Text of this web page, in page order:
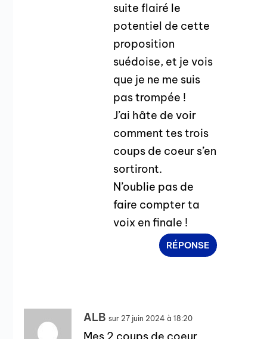
suite flairé le
potentiel de cette
proposition
suédoise, et je vois
que je ne me suis
pas trompée !
J’ai hâte de voir
comment tes trois
coups de coeur s’en
sortiront.
N’oublie pas de
faire compter ta
voix en finale !
RÉPONSE
ALB sur 27 juin 2024 à 18:20
Mes 2 coups de coeur